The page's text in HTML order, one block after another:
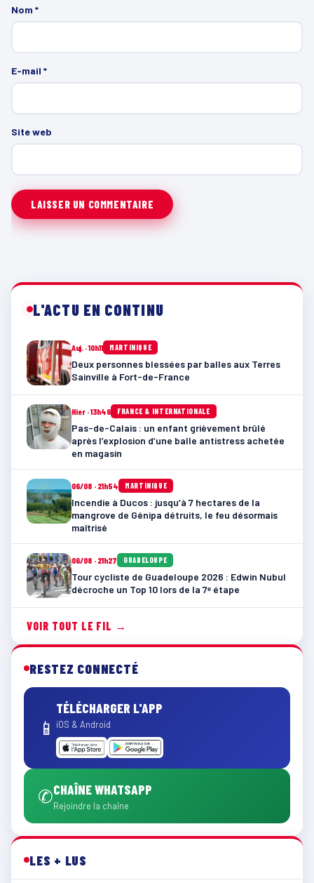
Nom *
E-mail *
Site web
L'ACTU EN CONTINU
Auj. · 10h11 MARTINIQUE
Deux personnes blessées par balles aux Terres
Sainville à Fort-de-France
Hier · 13h46 FRANCE & INTERNATIONALE
Pas-de-Calais : un enfant grièvement brûlé
après l’explosion d’une balle antistress achetée
en magasin
06/08 · 21h54 MARTINIQUE
Incendie à Ducos : jusqu’à 7 hectares de la
mangrove de Génipa détruits, le feu désormais
maîtrisé
06/08 · 21h27 GUADELOUPE
Tour cycliste de Guadeloupe 2026 : Edwin Nubul
décroche un Top 10 lors de la 7ᵉ étape
VOIR TOUT LE FIL →
RESTEZ CONNECTÉ
📱
TÉLÉCHARGER L'APP
iOS & Android
✆CHAÎNE WHATSAPP
Rejoindre la chaîne
LES + LUS